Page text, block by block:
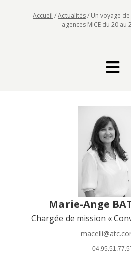
Accueil /Actualités/ Un voyage
agences MICE du 20 au

Marie-Ange
Chargée de mission «